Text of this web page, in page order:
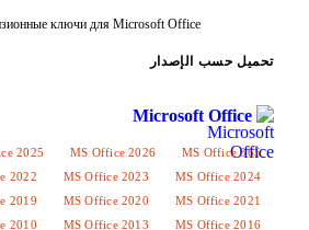
Купить лицензионные ключи для Microsoft
MS Office 2026
MS Office 2025
MS Office 2023
MS Office 2022
MS Office 2020
MS Office 2019
MS Office 2013
MS Office 2010